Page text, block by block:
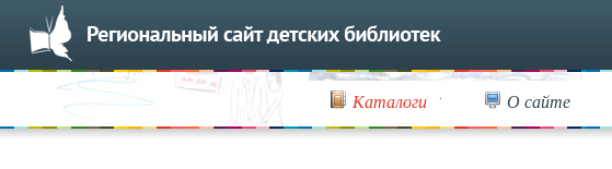
Каталоги О сайте